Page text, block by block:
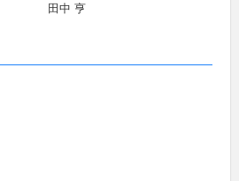
田中 亨